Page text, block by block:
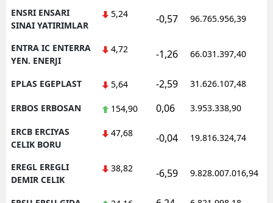
ENSRI ENSARI
SINAI YATIRIMLAR
5,24 -0,57 96.765.956,39
ENTRA IC ENTERRA
YEN. ENERJI
4,72 -1,26 66.031.397,40
EPLAS EGEPLAST 5,64 -2,59 31.626.107,48
ERBOS ERBOSAN 154,90 0,06 3.953.338,90
ERCB ERCIYAS
CELIK BORU
47,68 -0,04 19.816.324,74
EREGL EREGLI
DEMIR CELIK
38,82 -6,59 9.828.007.016,94